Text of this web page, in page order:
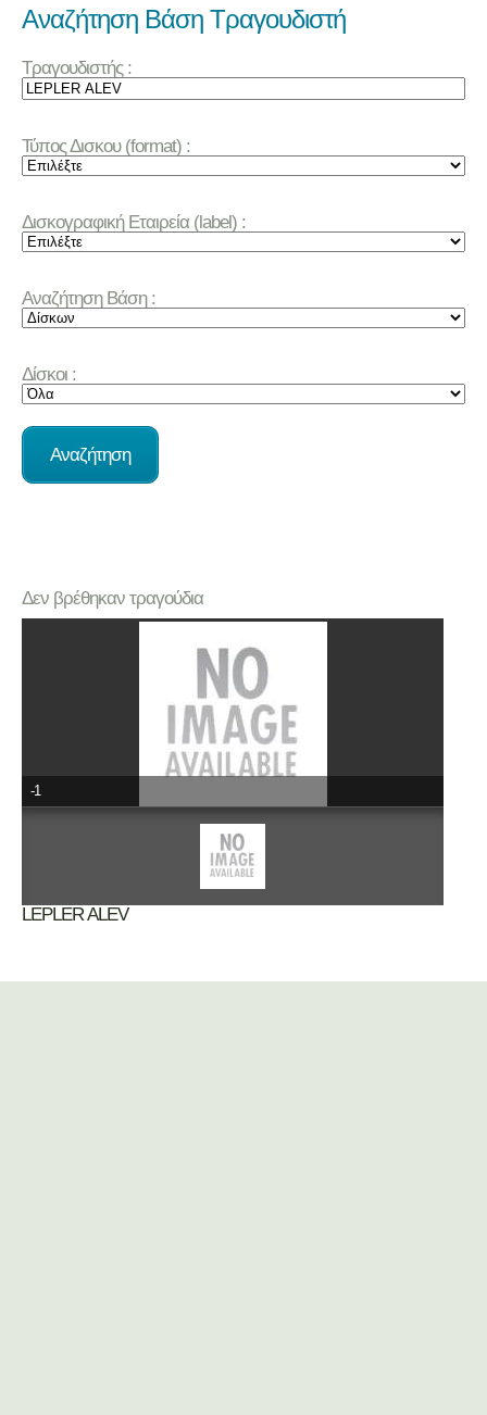
Αναζήτηση Βάση Τραγουδιστή
Τραγουδιστής :
Τύπος Δισκου (format) :
Δισκογραφική Εταιρεία (label) :
Αναζήτηση Βάση :
Δίσκοι :
Δεν βρέθηκαν τραγούδια
-1
LEPLER ALEV